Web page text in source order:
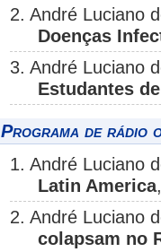
2. André Luciano
Doenças
3. André Luciano
Estudantes
Programa de rádio
1. André Luciano
Latin America
2. André Luciano
colapsam no